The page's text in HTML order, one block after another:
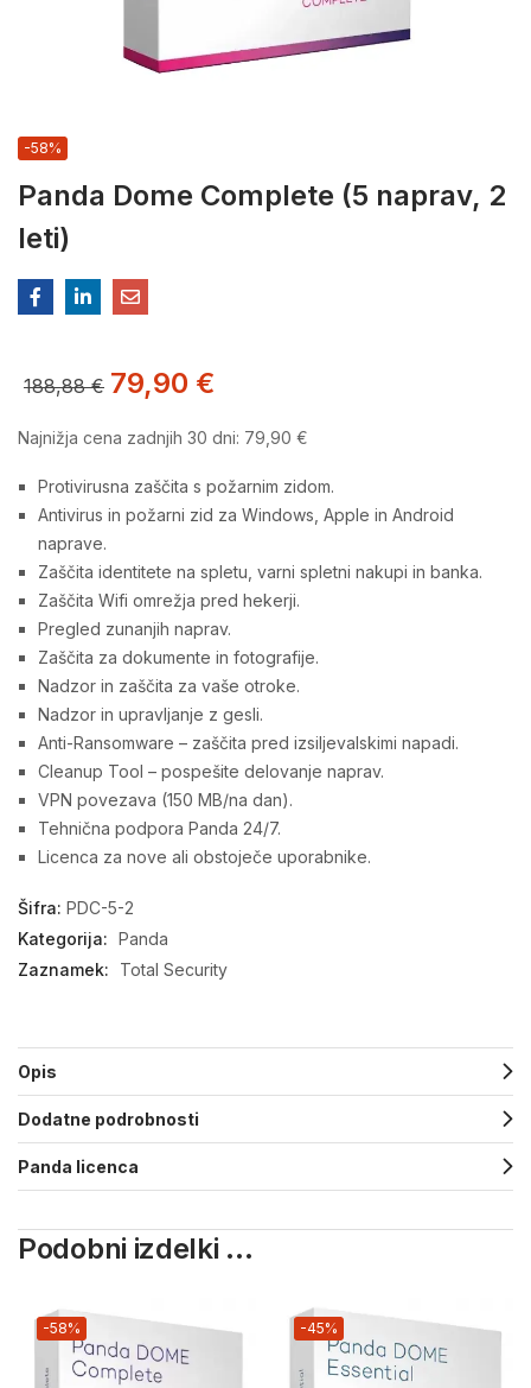
Panda Dome Complete (5 naprav, 2
leti)
-58%
188,88€ 79,90 €
Najnižja cena zadnjih 30 dni: 79,90 €
Protivirusna zaščita s požarnim zidom.
Antivirus in požarni zid za Windows, Apple in Android
naprave.
Zaščita identitete na spletu, varni spletni nakupi in banka.
Zaščita Wifi omrežja pred hekerji.
Pregled zunanjih naprav.
Zaščita za dokumente in fotografije.
Nadzor in zaščita za vaše otroke.
Nadzor in upravljanje z gesli.
Anti-Ransomware – zaščita pred izsiljevalskimi napadi.
Cleanup Tool – pospešite delovanje naprav.
VPN povezava (150 MB/na dan).
Tehnična podpora Panda 24/7.
Licenca za nove ali obstoječe uporabnike.
Šifra: PDC-5-2
Kategorija: Panda
Zaznamek:
Total Security
Opis
Dodatne podrobnosti
Panda licenca
Podobni izdelki ...
-58% -45%